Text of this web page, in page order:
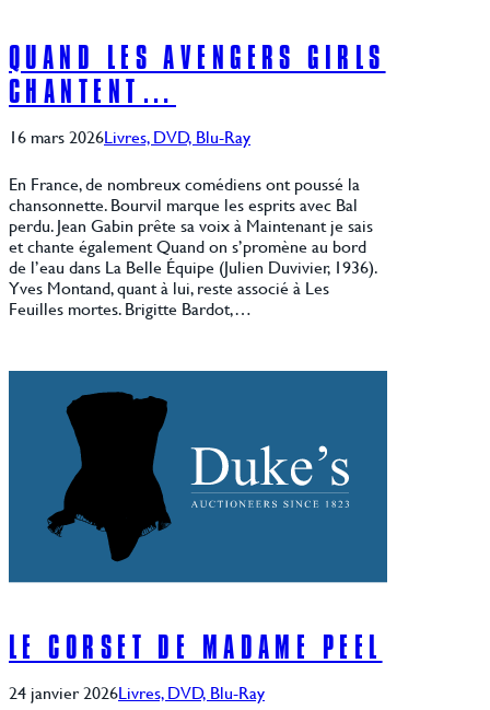
QUAND LES AVENGERS GIRLS
CHANTENT…
16 mars 2026Livres, DVD, Blu-Ray
En France, de nombreux comédiens ont poussé la
chansonnette. Bourvil marque les esprits avec Bal
perdu. Jean Gabin prête sa voix à Maintenant je sais
et chante également Quand on s’promène au bord
de l’eau dans La Belle Équipe (Julien Duvivier, 1936).
Yves Montand, quant à lui, reste associé à Les
Feuilles mortes. Brigitte Bardot,…
LE CORSET DE MADAME PEEL
24 janvier 2026Livres, DVD, Blu-Ray